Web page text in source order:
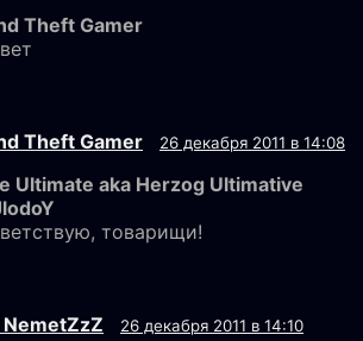
Theft Gamer
Theft Gamer 26 декабря 2011 в 14:08
Ultimate aka Herzog Ultimative
товарищи!
26 декабря 2011 в 14:10